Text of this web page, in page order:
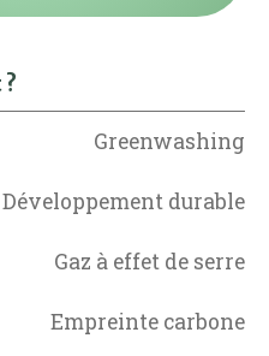
Greenwashing
Développement durable
Gaz à effet de serre
Empreinte carbone